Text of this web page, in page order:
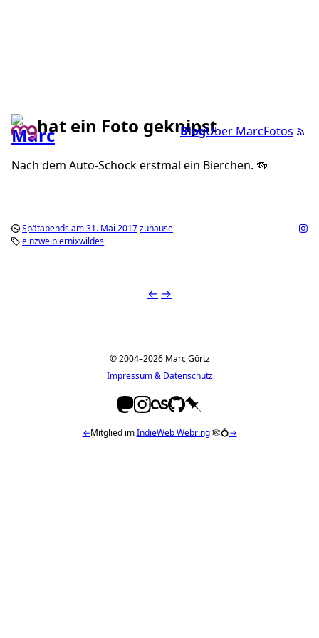
BlogÜber MarcFotos
hat ein Foto geknipst
Nach dem Auto-Schock erstmal ein Bierchen. 🍻
Spätabends am 31. Mai 2017zuhause
einzweibiernixwildes
← →
© 2004–2026 Marc Görtz
Impressum & Datenschutz
←Mitglied imIndieWeb Webring🕸💍→